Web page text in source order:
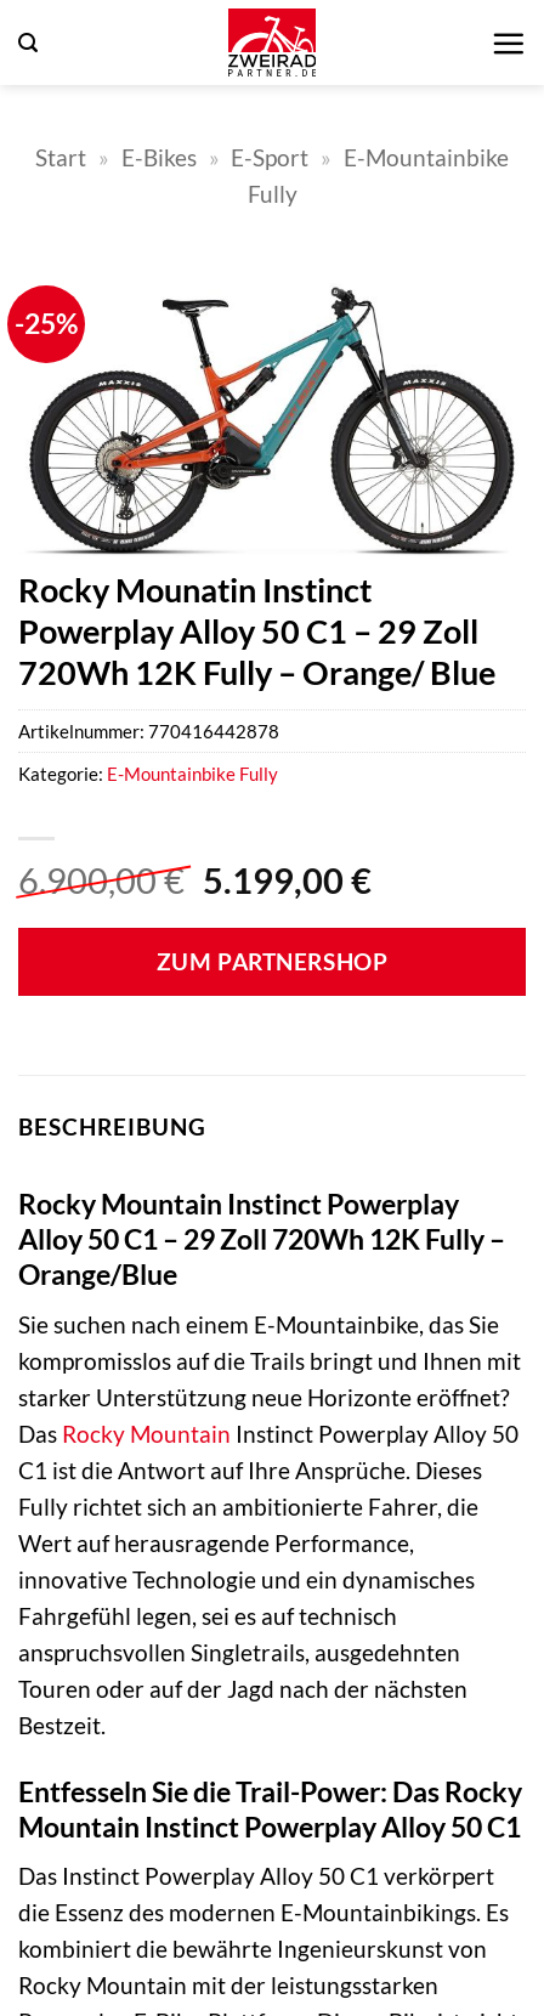
Inhalt
Start » E-Bikes » E-Sport » E-Mountainbike
Fully
-25%
Rocky Mounatin Instinct
Powerplay Alloy 50 C1 – 29 Zoll
720Wh 12K Fully – Orange/ Blue
6.900,00€ Ursprünglicher
war:
6.900,00 €
5.199,00 €Aktueller
ist:
5.199,00
ZUM PARTNERSHOP
Artikelnummer: 770416442878
Kategorie: E-Mountainbike Fully
BESCHREIBUNG
Rocky Mountain Instinct Powerplay
Alloy 50 C1 – 29 Zoll 720Wh 12K Fully –
Orange/Blue
Sie suchen nach einem E-Mountainbike, das Sie
kompromisslos auf die Trails bringt und Ihnen mit
starker Unterstützung neue Horizonte eröffnet?
Das Rocky Mountain Instinct Powerplay Alloy 50
C1 ist die Antwort auf Ihre Ansprüche. Dieses
Fully richtet sich an ambitionierte Fahrer, die
Wert auf herausragende Performance,
innovative Technologie und ein dynamisches
Fahrgefühl legen, sei es auf technisch
anspruchsvollen Singletrails, ausgedehnten
Touren oder auf der Jagd nach der nächsten
Bestzeit.
Entfesseln Sie die Trail-Power: Das Rocky
Mountain Instinct Powerplay Alloy 50 C1
Das Instinct Powerplay Alloy 50 C1 verkörpert
die Essenz des modernen E-Mountainbikings. Es
kombiniert die bewährte Ingenieurskunst von
Rocky Mountain mit der leistungsstarken